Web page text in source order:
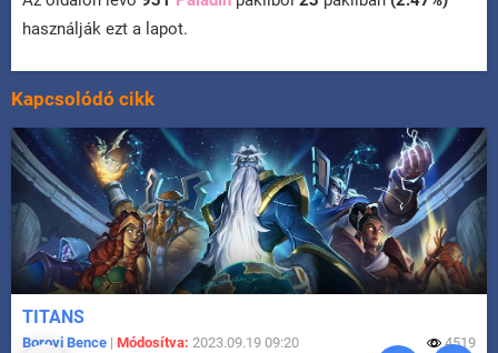
használják ezt a lapot.
Kapcsolódó cikk
TITANS
Borovi Bence | Módosítva: 2023.09.19 09:20 4519